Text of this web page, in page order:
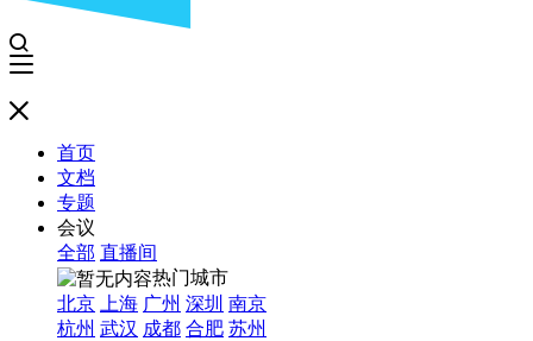
首页
文档
专题
会议
全部 直播间
热门城市
北京
上海 广州 深圳 南京
杭州 武汉 成都 合肥 苏州